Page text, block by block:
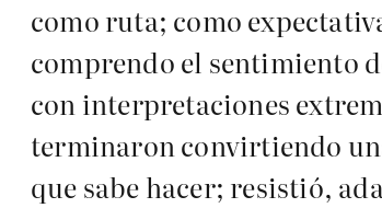
como ruta; como
comprendo el sentimiento
con interpretaciones
terminaron convirtiendo
que sabe hacer; resistió,